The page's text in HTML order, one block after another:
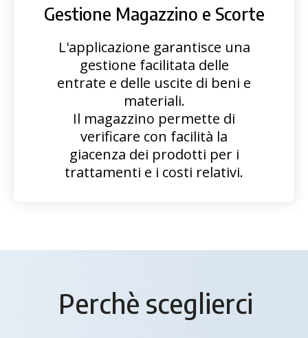
Gestione Magazzino e Scorte
L'applicazione garantisce una
gestione facilitata delle
entrate e delle uscite di beni e
materiali.
Il magazzino permette di
verificare con facilità la
giacenza dei prodotti per i
trattamenti e i costi relativi.
Perchè sceglierci